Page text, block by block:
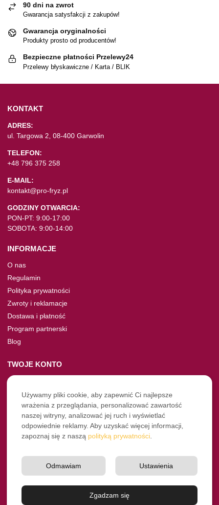
90 dni na zwrot
Gwarancja satysfakcji z zakupów!
Gwarancja oryginalności
Produkty prosto od producentów!
Bezpieczne płatności Przelewy24
Przelewy błyskawiczne / Karta / BLIK
KONTAKT
ADRES:
ul. Targowa 2, 08-400 Garwolin
TELEFON:
+48 796 375 258
E-MAIL:
kontakt@pro-fryz.pl
GODZINY OTWARCIA:
PON-PT: 9:00-17:00
SOBOTA: 9:00-14:00
INFORMACJE
O nas
Regulamin
Polityka prywatności
Zwroty i reklamacje
Dostawa i płatność
Program partnerski
Blog
TWOJE KONTO
Moje konto
Nie pamiętasz hasła?
Twoje zamówienia
NASZE SOCIALE
Instagram
YouTube
© Pro-Fryz.pl 2021-2026
Używamy pliki cookie, aby zapewnić Ci najlepsze
wrażenia z przeglądania, personalizować zawartość
naszej witryny, analizować jej ruch i wyświetlać
odpowiednie reklamy. Aby uzyskać więcej informacji,
zapoznaj się z naszą polityką prywatności
Zgadzam się
Ustawienia
Odmawiam